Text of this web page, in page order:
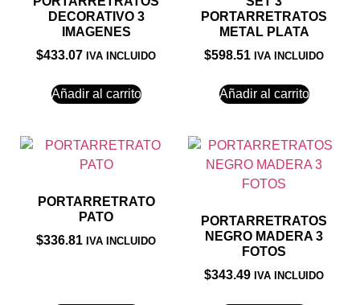
DECORATIVO 3
IMAGENES
$433.07 IVA INCLUIDO
Añadir al carrito
PORTARRETRATOS
METAL PLATA
$598.51 IVA INCLUIDO
Añadir al carrito
PORTARRETRATO
PATO
$336.81 IVA INCLUIDO
PORTARRETRATOS
NEGRO MADERA 3
FOTOS
$343.49 IVA INCLUIDO